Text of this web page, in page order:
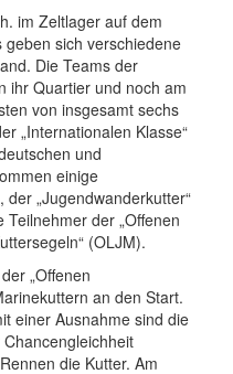
im Zeltlager auf dem
sich verschiedene
Die Teams der
ihr Quartier und noch am
von insgesamt sechs
„Internationalen Klasse“
und
einige
„Jugendwanderkutter“
Teilnehmer der „Offenen
(OLJM).
„Offenen
an den Start.
einer Ausnahme sind die
die Kutter. Am